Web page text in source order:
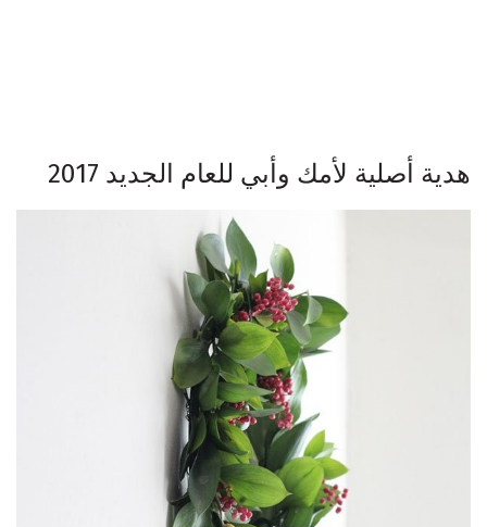
هدية أصلية لأمك وأبي للعام الجديد 2017